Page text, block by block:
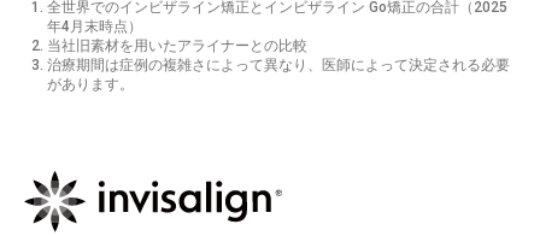
全世界でのインビザライン矯正とインビザライン Go矯正の合計（ 2025
年4月末時点 ） ​
当社旧素材を用いたアライナーとの比較​
治療期間は症例の複雑さによって異なり、医師によって決定される必要
があります。